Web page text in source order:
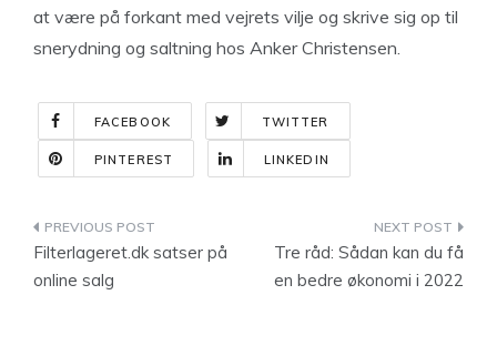
at være på forkant med vejrets vilje og skrive sig op til
snerydning og saltning hos Anker Christensen.
FACEBOOK TWITTER
PINTEREST LINKEDIN
Indlægsnavigation
Filterlageret.dk satser på
online salg
Tre råd: Sådan kan du få
en bedre økonomi i 2022